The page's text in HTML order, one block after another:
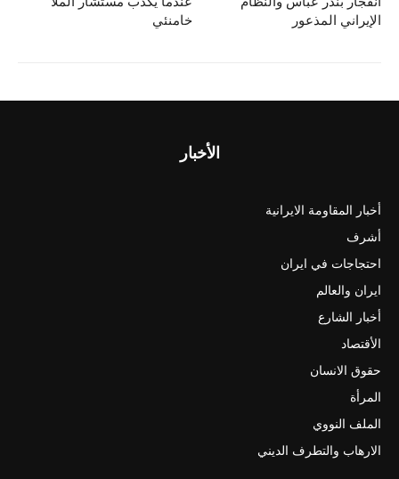
خامنئي
الإيراني المذعور
الأخبار
أخبار المقاومة الايرانية
أشرف
احتجاجات في ايران
ايران والعالم
أخبار الشارع
الأقتصاد
حقوق الانسان
المرأة
الملف النووي
الارهاب والتطرف الديني